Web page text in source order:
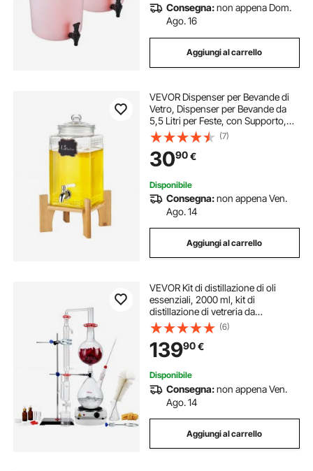
Consegna:non appena Dom.
Ago. 16
Aggiungi al carrello
VEVOR Dispenser per Bevande di
Vetro, Dispenser per Bevande da
5,5 Litri per Feste, con Supporto,
Rubinetto Acciaio Inossidabile,
Dispenser per Acqua per Succo, Tè
Freddo, Ristoranti, Hotel, Feste
(7)
3090€
Disponibile
Consegna:non appena Ven.
Ago. 14
Aggiungi al carrello
VEVOR Kit di distillazione di oli
essenziali, 2000 ml, kit di
distillazione di vetreria da
laboratorio 3.3 Boro con piastra
riscaldante da 1500 W e 24, 40
giunti, set da 28 pezzi
(6)
13990€
Disponibile
Consegna:non appena Ven.
Ago. 14
Aggiungi al carrello